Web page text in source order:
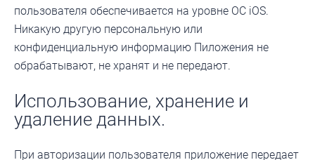
пользователя обеспечивается на уровне ОС iOS.
Никакую другую персональную или
конфиденциальную информацию Пиложения не
обрабатывают, не хранят и не передают.
Использование, хранение и
удаление данных.
При авторизации пользователя приложение передает